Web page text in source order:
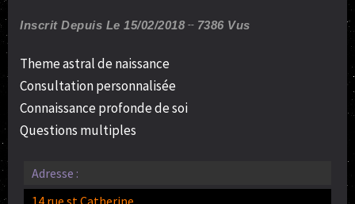
Inscrit Depuis Le 15/02/2018 7386 Vus
Theme astral de naissance
Consultation personnalisée
Connaissance profonde de soi
Questions multiples
Adresse :
14 rue st Catherine